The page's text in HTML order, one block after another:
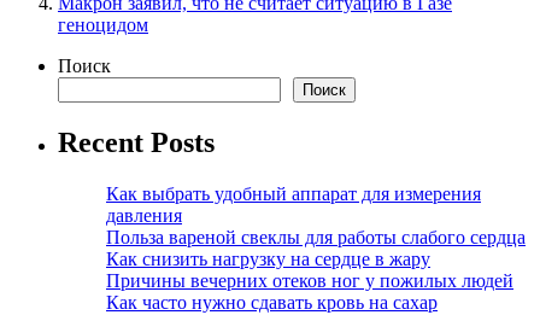
геноцидом
Поиск
Поиск
Recent Posts
Как выбрать удобный аппарат для измерения
давления
Польза вареной свеклы для работы слабого сердца
Как снизить нагрузку на сердце в жару
Причины вечерних отеков ног у пожилых людей
Как часто нужно сдавать кровь на сахар